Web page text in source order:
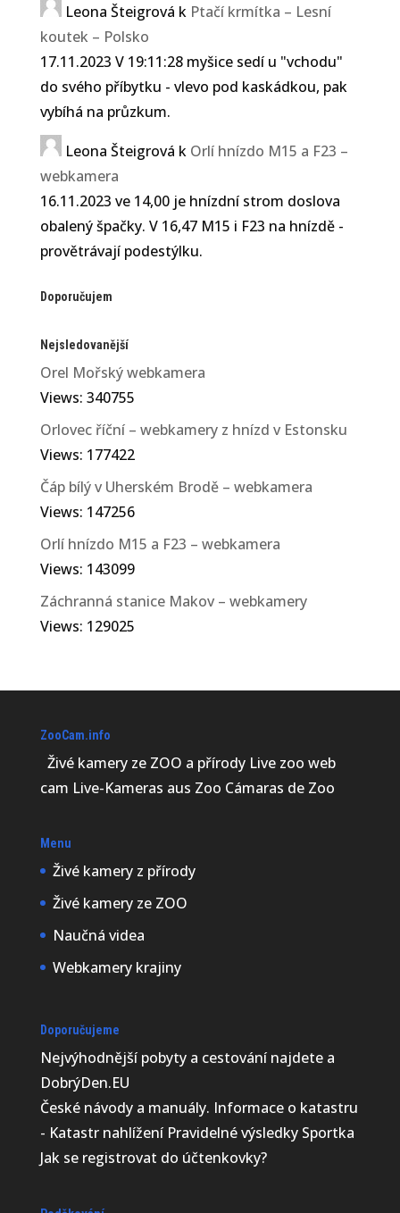
Leona Šteigrová k Ptačí krmítka – Lesní
koutek – Polsko
17.11.2023 V 19:11:28 myšice sedí u "vchodu"
do svého příbytku - vlevo pod kaskádkou, pak
vybíhá na průzkum.
Leona Šteigrová k Orlí hnízdo M15 a F23 –
webkamera
16.11.2023 ve 14,00 je hnízdní strom doslova
obalený špačky. V 16,47 M15 i F23 na hnízdě -
provětrávají podestýlku.
Doporučujem
Nejsledovanější
Orel Mořský webkamera
Views: 340755
Orlovec říční – webkamery z hnízd v Estonsku
Views: 177422
Čáp bílý v Uherském Brodě – webkamera
Views: 147256
Orlí hnízdo M15 a F23 – webkamera
Views: 143099
Záchranná stanice Makov – webkamery
Views: 129025
ZooCam.info
Živé kamery ze ZOO a přírody Live zoo web
cam Live-Kameras aus Zoo Cámaras de Zoo
Menu
Živé kamery z přírody
Živé kamery ze ZOO
Naučná videa
Webkamery krajiny
Doporučujeme
Nejvýhodnější pobyty a cestování najdete a
DobrýDen.EU
České návodya manuály. Informace o katastru
- Katastr nahlíženíPravidelné výsledky Sportka
Jak se registrovat do účtenkovky?